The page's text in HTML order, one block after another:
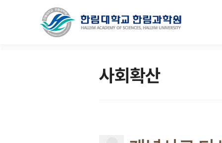
사회확산